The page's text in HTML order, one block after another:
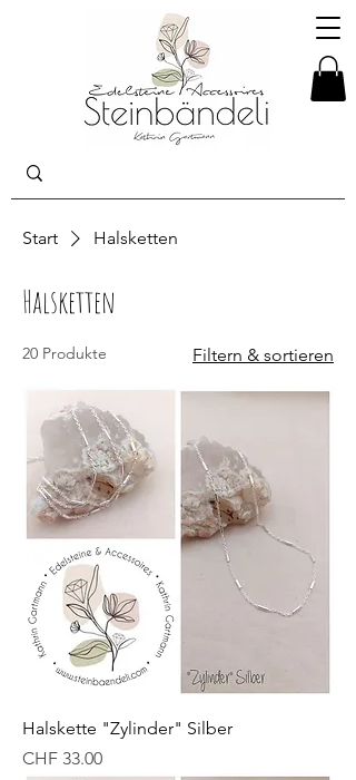
Start Halsketten
Halsketten
20 Produkte Filtern & sortieren
Halskette "Zylinder" Silber
Preis
CHF 33.00